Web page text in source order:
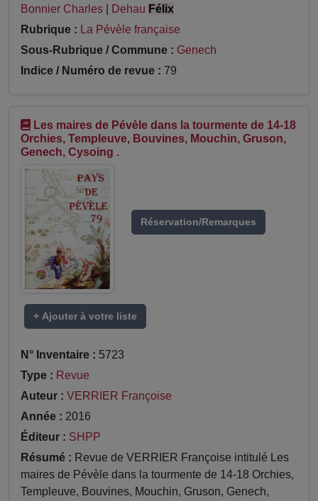
Bonnier Charles
Dehau Félix
Rubrique : La Pévèle française
Sous-Rubrique / Commune : Genech
Indice / Numéro de revue : 79
Les maires de Pévèle dans la tourmente de 14-18
Orchies, Templeuve, Bouvines, Mouchin, Gruson,
Genech, Cysoing .
Réservation/Remarques
+ Ajouter à votre liste
N° Inventaire : 5723
Type : Revue
Auteur : VERRIER Françoise
Année : 2016
Éditeur : SHPP
Résumé : Revue de VERRIER Françoise intitulé Les
maires de Pévèle dans la tourmente de 14-18 Orchies,
Templeuve, Bouvines, Mouchin, Gruson, Genech,